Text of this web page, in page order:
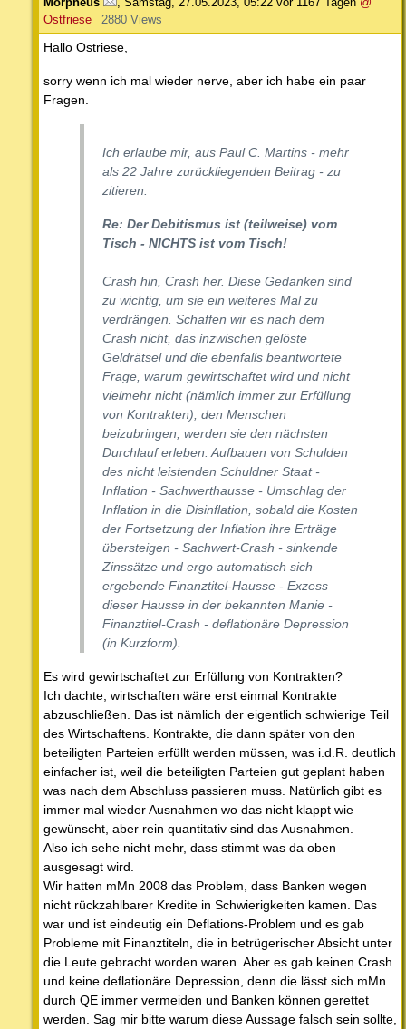
Ostfriese
2880 Views
Hallo Ostriese,
sorry wenn ich mal wieder nerve, aber ich habe ein paar
Fragen.
Ich erlaube mir, aus Paul C. Martins - mehr
als 22 Jahre zurückliegenden Beitrag - zu
zitieren:
Re: Der Debitismus ist (teilweise) vom
Tisch - NICHTS ist vom Tisch!
Crash hin, Crash her. Diese Gedanken sind
zu wichtig, um sie ein weiteres Mal zu
verdrängen. Schaffen wir es nach dem
Crash nicht, das inzwischen gelöste
Geldrätsel und die ebenfalls beantwortete
Frage, warum gewirtschaftet wird und nicht
vielmehr nicht (nämlich immer zur Erfüllung
von Kontrakten), den Menschen
beizubringen, werden sie den nächsten
Durchlauf erleben: Aufbauen von Schulden
des nicht leistenden Schuldner Staat -
Inflation - Sachwerthausse - Umschlag der
Inflation in die Disinflation, sobald die Kosten
der Fortsetzung der Inflation ihre Erträge
übersteigen - Sachwert-Crash - sinkende
Zinssätze und ergo automatisch sich
ergebende Finanztitel-Hausse - Exzess
dieser Hausse in der bekannten Manie -
Finanztitel-Crash - deflationäre Depression
(in Kurzform).
Es wird gewirtschaftet zur Erfüllung von Kontrakten?
Ich dachte, wirtschaften wäre erst einmal Kontrakte
abzuschließen. Das ist nämlich der eigentlich schwierige Teil
des Wirtschaftens. Kontrakte, die dann später von den
beteiligten Parteien erfüllt werden müssen, was i.d.R. deutlich
einfacher ist, weil die beteiligten Parteien gut geplant haben
was nach dem Abschluss passieren muss. Natürlich gibt es
immer mal wieder Ausnahmen wo das nicht klappt wie
gewünscht, aber rein quantitativ sind das Ausnahmen.
Also ich sehe nicht mehr, dass stimmt was da oben
ausgesagt wird.
Wir hatten mMn 2008 das Problem, dass Banken wegen
nicht rückzahlbarer Kredite in Schwierigkeiten kamen. Das
war und ist eindeutig ein Deflations-Problem und es gab
Probleme mit Finanztiteln, die in betrügerischer Absicht unter
die Leute gebracht worden waren. Aber es gab keinen Crash
und keine deflationäre Depression, denn die lässt sich mMn
durch QE immer vermeiden und Banken können gerettet
werden. Sag mir bitte warum diese Aussage falsch sein sollte,